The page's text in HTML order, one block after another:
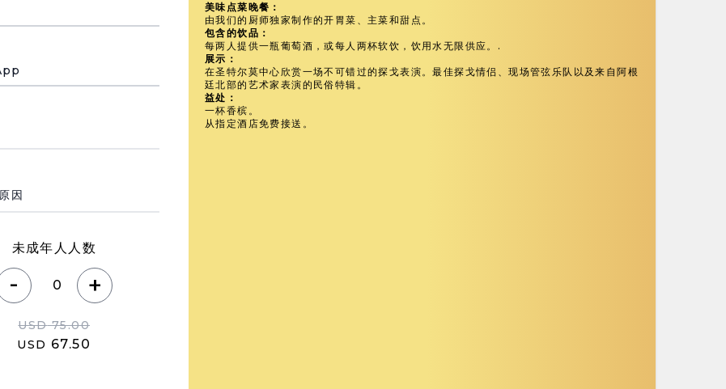
de su visita
未成年人人数
- +
USD 75.00
USD 67.50
美味点菜晚餐：
由我们的厨师独家制作的开胃菜、主菜和甜点。
包含的饮品：
每两人提供一瓶葡萄酒，或每人两杯软饮，饮用水无限供应。.
展示：
在圣特尔莫中心欣赏一场不可错过的探戈表演。最佳探戈情侣、现场管弦乐队以及来自阿根
廷北部的艺术家表演的民俗特辑。
益处：
一杯香槟。
从指定酒店免费接送。